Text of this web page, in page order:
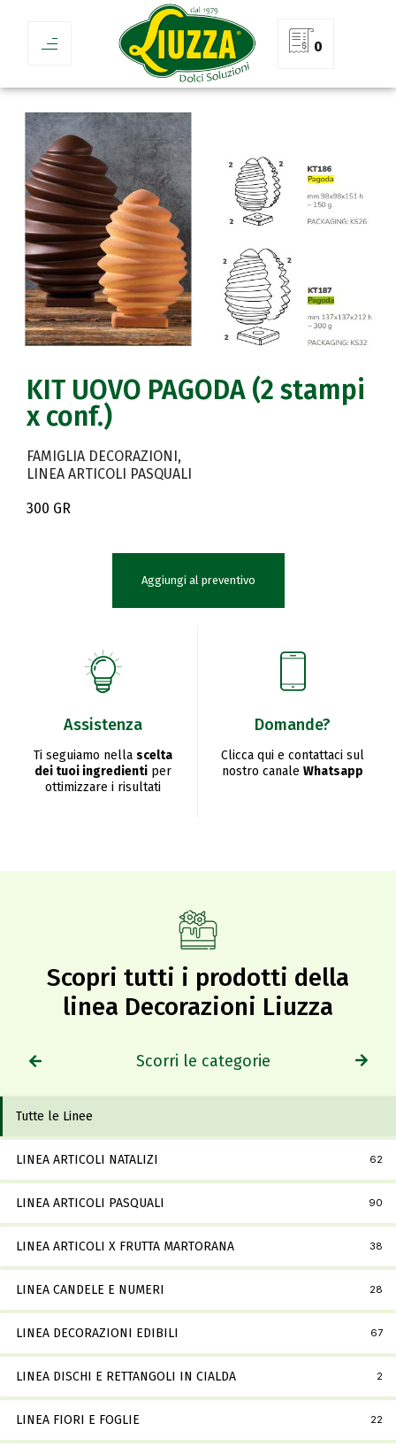
0
KIT UOVO PAGODA (2 stampi
x conf.)
FAMIGLIA DECORAZIONI
LINEA ARTICOLI PASQUALI
300 GR
Aggiungi al preventivo
Assistenza
Ti seguiamo nella scelta
dei tuoi ingredienti per
ottimizzare i risultati
Domande?
Clicca qui e contattaci sul
nostro canale Whatsapp
Scopri tutti i prodotti della
linea Decorazioni Liuzza
Scorri le categorie
Tutte le Linee
LINEA ARTICOLI NATALIZI 62
LINEA ARTICOLI PASQUALI 90
LINEA ARTICOLI X FRUTTA MARTORANA 38
LINEA CANDELE E NUMERI 28
LINEA DECORAZIONI EDIBILI 67
LINEA DISCHI E RETTANGOLI IN CIALDA 2
LINEA FIORI E FOGLIE 22